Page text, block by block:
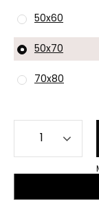
50x60
50x70
70x80